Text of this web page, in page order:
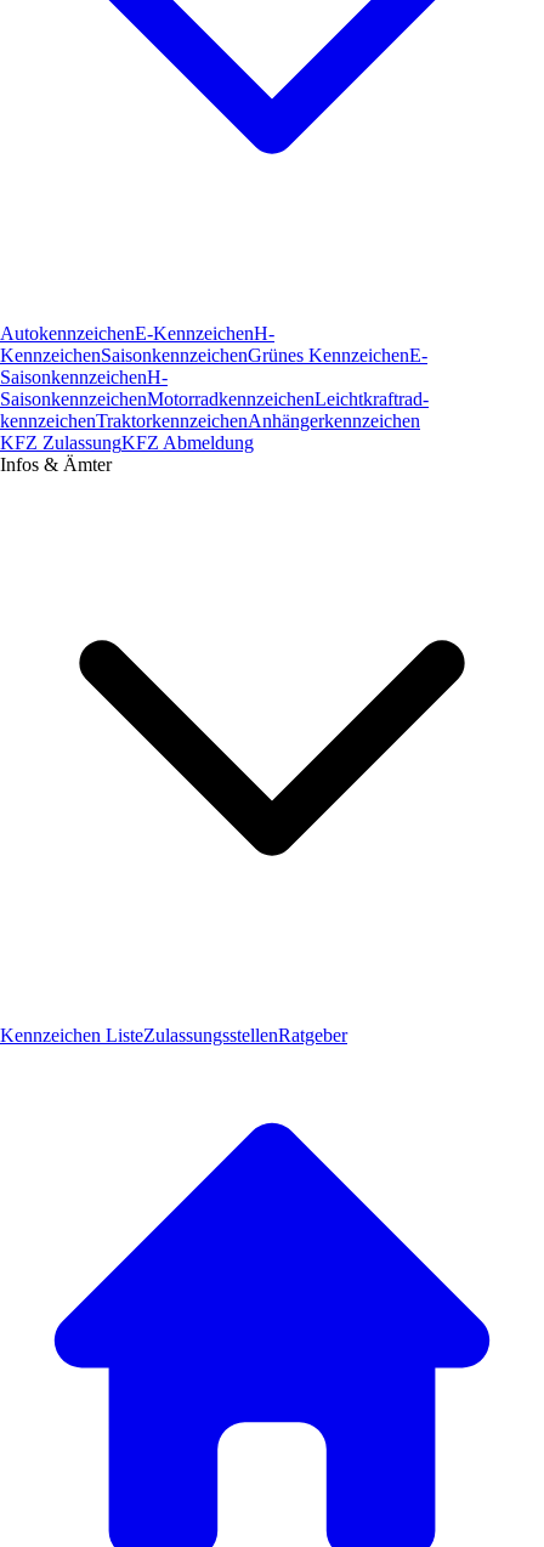
AutokennzeichenE-KennzeichenH-
KennzeichenSaisonkennzeichenGrünes KennzeichenE-
SaisonkennzeichenH-
SaisonkennzeichenMotorradkennzeichenLeichtkraftrad­
kennzeichenTraktorkennzeichenAnhängerkennzeichen
KFZ ZulassungKFZ Abmeldung
Infos & Ämter
Kennzeichen ListeZulassungsstellenRatgeber